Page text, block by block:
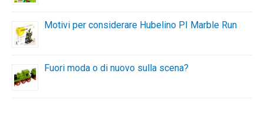
Motivi per considerare Hubelino PI Marble Run
Fuori moda o di nuovo sulla scena?